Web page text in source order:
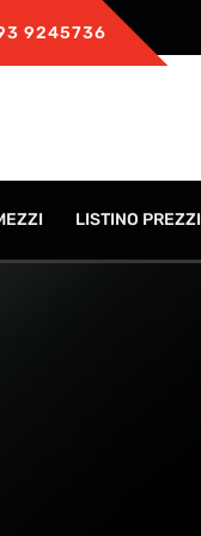
9245736
LISTINO PREZZI